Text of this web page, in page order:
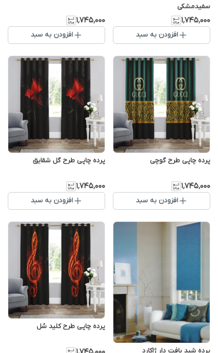
سفیدمشکی
۱٬۷۴۵٬۰۰۰
افزودن به سبد
۱٬۷۴۵٬۰۰۰
افزودن به سبد
پرده چاپی طرح گوچی
۱٬۷۴۵٬۰۰۰
افزودن به سبد
پرده چاپی طرح گل شقایق
۱٬۷۴۵٬۰۰۰
افزودن به سبد
پرده شید بافت دار ژاکارد
پرده چاپی طرح کلید سُل